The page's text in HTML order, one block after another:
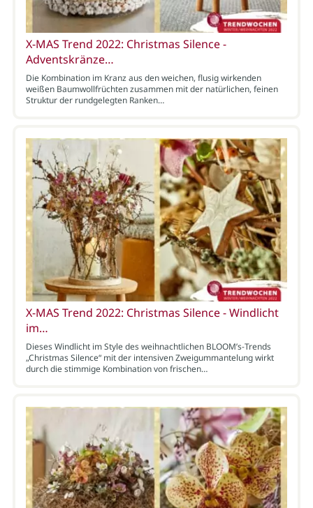
X-MAS Trend 2022: Christmas Silence -
Adventskränze…
Die Kombination im Kranz aus den weichen, flusig wirkenden
weißen Baumwollfrüchten zusammen mit der natürlichen, feinen
Struktur der rundgelegten Ranken…
X-MAS Trend 2022: Christmas Silence - Windlicht
im…
Dieses Windlicht im Style des weihnachtlichen BLOOM’s-Trends
„Christmas Silence“ mit der intensiven Zweigummantelung wirkt
durch die stimmige Kombination von frischen…